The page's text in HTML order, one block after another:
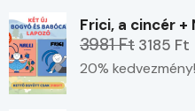
Frici, a cincér +
3981 Ft 3185 Ft
20% kedvezmény!